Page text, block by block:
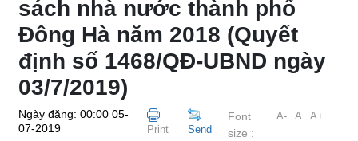
sách nhà nước thành phố
Đông Hà năm 2018 (Quyết
định số 1468/QĐ-UBND ngày
03/7/2019)
Ngày đăng: 00:00 05-
07-2019
Print Send
Font
size :
A- A A+